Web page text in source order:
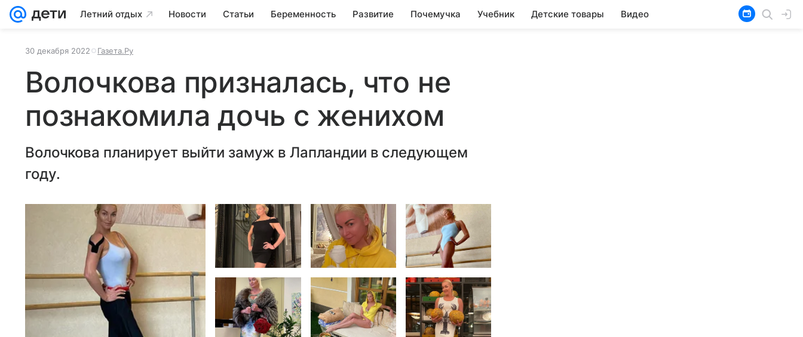
Летний отдых Новости Статьи Беременность Развитие Почемучка Учебник Детские товары Видео
30 декабря 2022 Газета.Ру
Волочкова призналась, что не
познакомила дочь с женихом
Волочкова планирует выйти замуж в Лапландии в следующем
году.